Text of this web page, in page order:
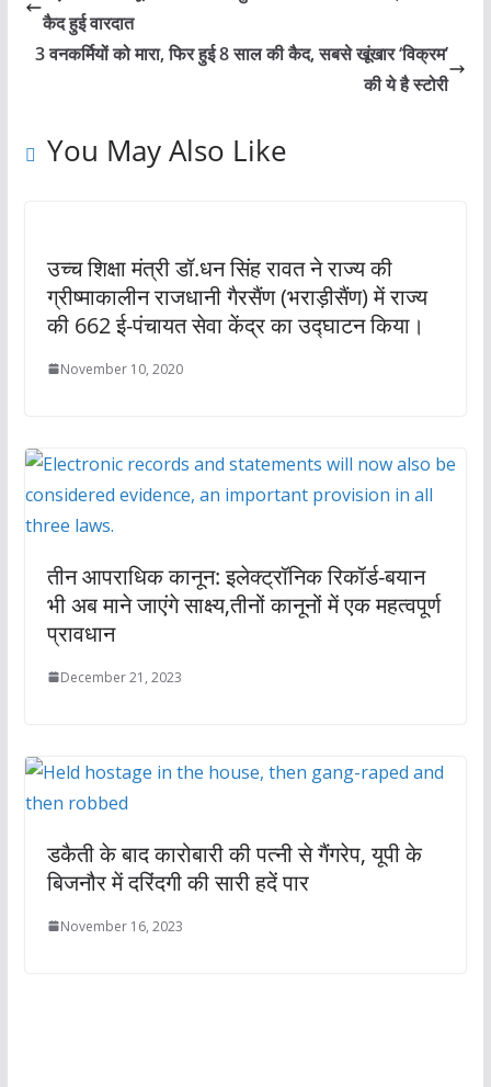
कैद हुई वारदात
3 वनकर्मियों को मारा, फिर हुई 8 साल की कैद, सबसे खूंखार ‘विक्रम’
की ये है स्टोरी
You May Also Like
उच्च शिक्षा मंत्री डॉ.धन सिंह रावत ने राज्य की
ग्रीष्माकालीन राजधानी गैरसैंण (भराड़ीसैंण) में राज्य
की 662 ई-पंचायत सेवा केंद्र का उद्घाटन किया।
November 10, 2020
तीन आपराधिक कानून: इलेक्ट्रॉनिक रिकॉर्ड-बयान
भी अब माने जाएंगे साक्ष्य,तीनों कानूनों में एक महत्वपूर्ण
प्रावधान
December 21, 2023
डकैती के बाद कारोबारी की पत्नी से गैंगरेप, यूपी के
बिजनौर में दरिंदगी की सारी हदें पार
November 16, 2023